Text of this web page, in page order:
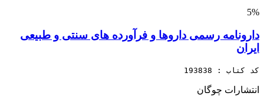
5%
دارونامه رسمی داروها و فرآورده های سنتی و طبیعی
ایران
کد کتاب : 193838
انتشارات چوگان